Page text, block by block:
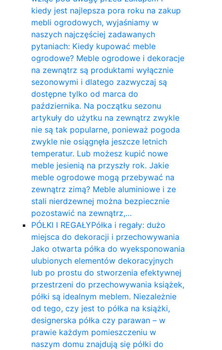
kiedy jest najlepsza pora roku na zakup
mebli ogrodowych, wyjaśniamy w
naszych najczęściej zadawanych
pytaniach: Kiedy kupować meble
ogrodowe? Meble ogrodowe i dekoracje
na zewnątrz są produktami wyłącznie
sezonowymi i dlatego zazwyczaj są
dostępne tylko od marca do
października. Na początku sezonu
artykuły do ​​użytku na zewnątrz zwykle
nie są tak popularne, ponieważ pogoda
zwykle nie osiągnęła jeszcze letnich
temperatur. Lub możesz kupić nowe
meble jesienią na przyszły rok. Jakie
meble ogrodowe mogą przebywać na
zewnątrz zimą? Meble aluminiowe i ze
stali nierdzewnej można bezpiecznie
pozostawić na zewnątrz,…
PÓŁKI I REGAŁYPółka i regały: dużo
miejsca do dekoracji i przechowywania
Jako otwarta półka do wyeksponowania
ulubionych elementów dekoracyjnych
lub po prostu do stworzenia efektywnej
przestrzeni do przechowywania książek,
półki są idealnym meblem. Niezależnie
od tego, czy jest to półka na książki,
designerska półka czy parawan – w
prawie każdym pomieszczeniu w
naszym domu znajdują się półki do